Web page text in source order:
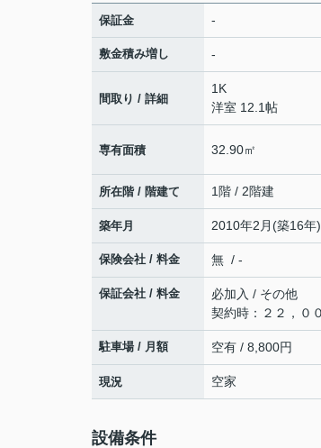
保証金 -
敷金積み増し -
間取り / 詳細
1K
洋室 12.1帖
専有面積 32.90㎡
所在階 / 階建て 1階 / 2階建
築年月 2010年2月(築16年)
保険会社 / 料金 無 / -
保証会社 / 料金
必加入 / その他
契約時：２２，０
駐車場 / 月額 空有 / 8,800円
現況 空家
設備条件